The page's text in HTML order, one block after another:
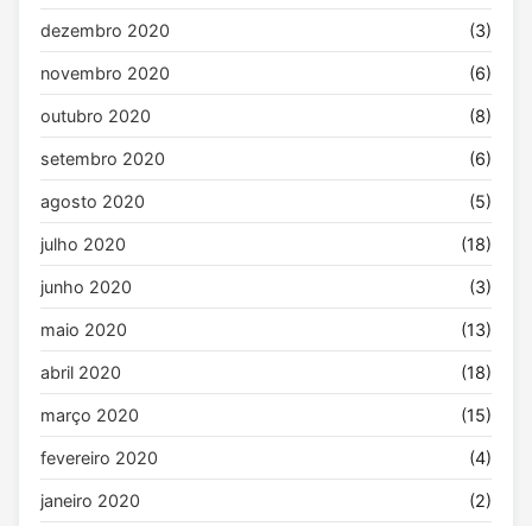
dezembro 2020 (3)
novembro 2020 (6)
outubro 2020 (8)
setembro 2020 (6)
agosto 2020 (5)
julho 2020 (18)
junho 2020 (3)
maio 2020 (13)
abril 2020 (18)
março 2020 (15)
fevereiro 2020 (4)
janeiro 2020 (2)